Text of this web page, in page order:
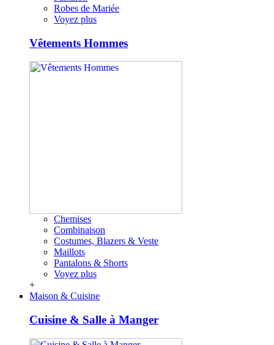
Robes de Mariée
Voyez plus
Vêtements Hommes
Chemises
Combinaison
Costumes, Blazers & Veste
Maillots
Pantalons & Shorts
Voyez plus
+
Maison & Cuisine
Cuisine & Salle à Manger